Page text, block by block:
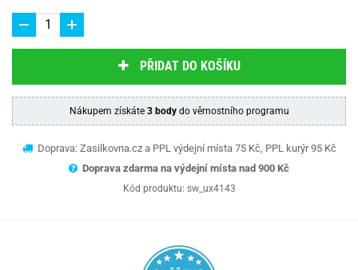
PŘIDAT DO KOŠÍKU
Nákupem získáte 3 bodydo věrnostního programu
Doprava: Zasilkovna.cz a PPL výdejní místa 75 Kč, PPL kurýr 95 Kč
Doprava zdarma na výdejní místa nad 900 Kč
Kód produktu: sw_ux4143